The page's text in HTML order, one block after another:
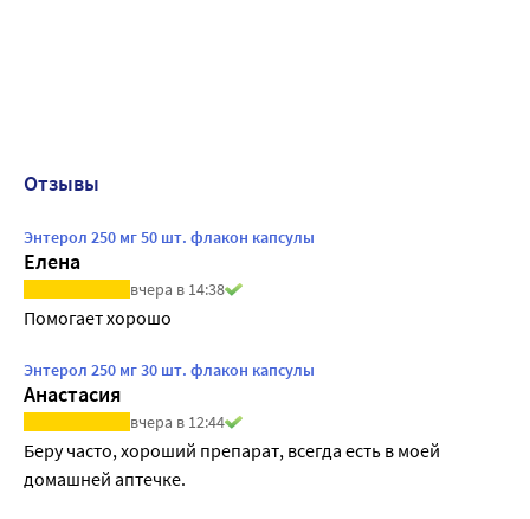
Отзывы
Энтерол 250 мг 50 шт. флакон капсулы
Елена
вчера в 14:38
Помогает хорошо
Энтерол 250 мг 30 шт. флакон капсулы
Анастасия
вчера в 12:44
Беру часто, хороший препарат, всегда есть в моей
домашней аптечке.